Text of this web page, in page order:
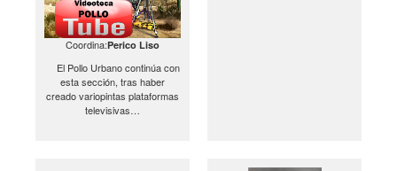
Coordina:Perico Liso
El Pollo Urbano continúa con
esta sección, tras haber
creado variopintas plataformas
televisivas…